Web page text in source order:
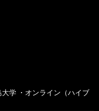
学 ・オンライン（ハイブ